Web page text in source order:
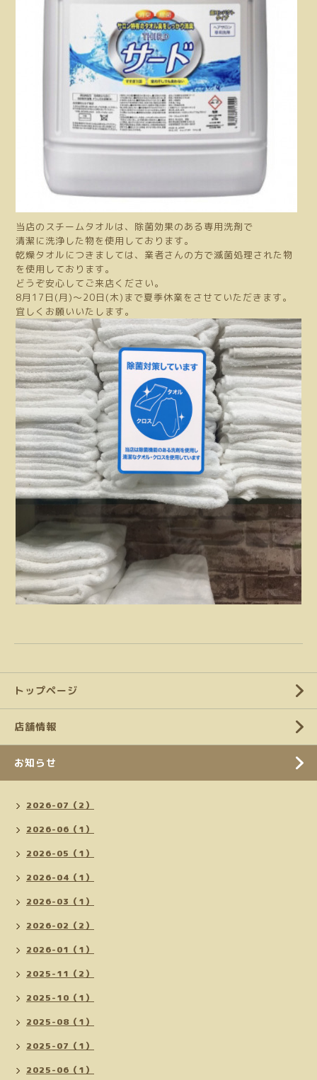
当店のスチームタオルは、除菌効果のある専用洗剤で
清潔に洗浄した物を使用しております。
乾燥タオルにつきましては、業者さんの方で滅菌処理された物
を使用しております。
どうぞ安心してご来店ください。
8月17日(月)〜20日(木)まで夏季休業をさせていただきます。
宜しくお願いいたします。
トップページ
店舗情報
お知らせ
2026-07（2）
2026-06（1）
2026-05（1）
2026-04（1）
2026-03（1）
2026-02（2）
2026-01（1）
2025-11（2）
2025-10（1）
2025-08（1）
2025-07（1）
2025-06（1）